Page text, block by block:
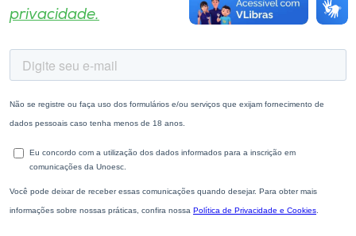
privacidade.